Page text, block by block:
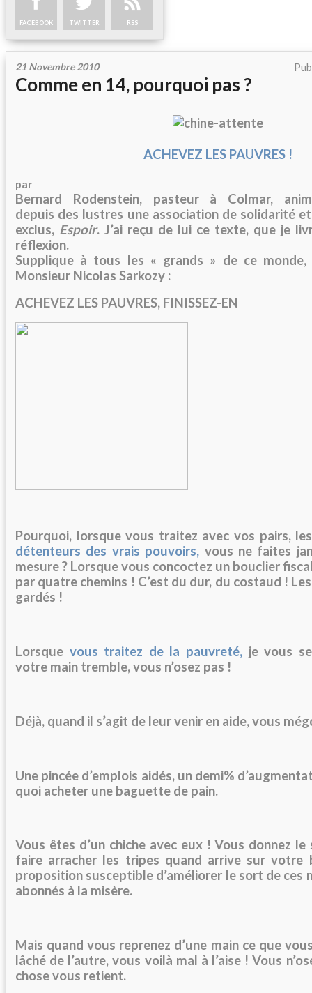
FACEBOOK TWITTER RSS
21 Novembre 2010
Comme en 14, pourquoi pas ?
ACHEVEZ LES PAUVRES !
par
Bernard Rodenstein, pasteur à Colmar,
depuis des lustres une association de solidarité
exclus, Espoir. J’ai reçu de lui ce texte, que je
réflexion.
Supplique à tous les « grands » de ce monde,
Monsieur Nicolas Sarkozy :
ACHEVEZ LES PAUVRES, FINISSEZ-EN
Pourquoi, lorsque vous traitez avec vos pairs,
détenteurs des vrais pouvoirs, vous ne faites
mesure ? Lorsque vous concoctez un bouclier
par quatre chemins ! C’est du dur, du costaud !
gardés !
Lorsque vous traitez de la pauvreté, je vous
votre main tremble, vous n’osez pas !
Déjà, quand il s’agit de leur venir en aide, vous
Une pincée d’emplois aidés, un demi%
quoi acheter une baguette de pain.
Vous êtes d’un chiche avec eux ! Vous donnez
faire arracher les tripes quand arrive sur votre
proposition susceptible d’améliorer le sort de ces
abonnés à la misère.
Mais quand vous reprenez d’une main ce que
lâché de l’autre, vous voilà mal à l’aise ! Vous
chose vous retient.